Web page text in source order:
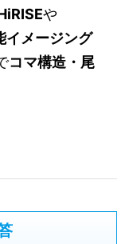
や
イメージング
コマ構造・尾